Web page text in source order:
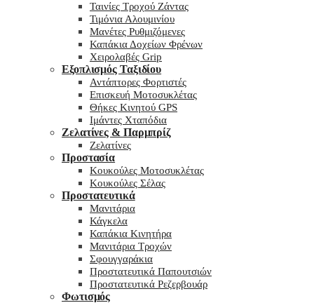
Ταινίες Τροχού Ζάντας
Τιμόνια Αλουμινίου
Μανέτες Ρυθμιζόμενες
Καπάκια Δοχείων Φρένων
Χειρολαβές Grip
Εξοπλισμός Ταξιδίου
Αντάπτορες Φορτιστές
Επισκευή Μοτοσυκλέτας
Θήκες Κινητού GPS
Ιμάντες Χταπόδια
Ζελατίνες & Παρμπρίζ
Ζελατίνες
Προστασία
Κουκούλες Μοτοσυκλέτας
Κουκούλες Σέλας
Προστατευτικά
Μανιτάρια
Κάγκελα
Καπάκια Κινητήρα
Μανιτάρια Τροχών
Σφουγγαράκια
Προστατευτικά Παπουτσιών
Προστατευτικά Ρεζερβουάρ
Φωτισμός